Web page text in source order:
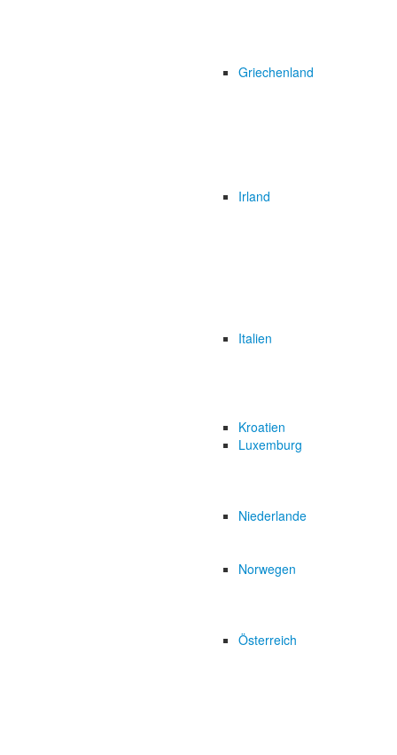
Griechenland
Irland
Italien
Kroatien
Luxemburg
Niederlande
Norwegen
Österreich